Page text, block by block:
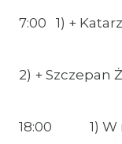
7:00 1) +
2) + Szczepan
18:00 1) W